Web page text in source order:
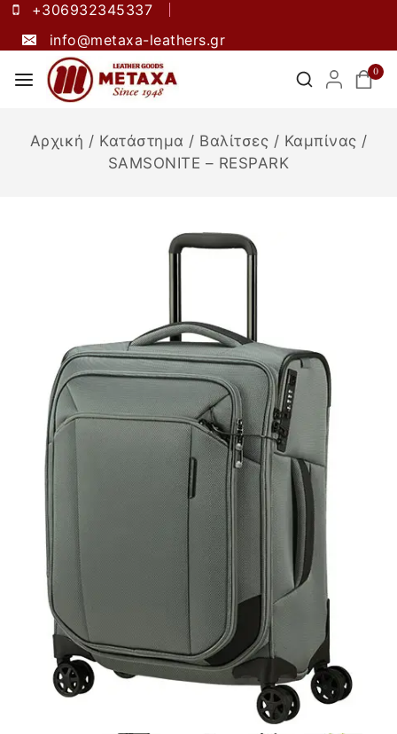
+306932345337
info@metaxa-leathers.gr
0
Αρχική / Κατάστημα / Βαλίτσες / Καμπίνας /
SAMSONITE – RESPARK